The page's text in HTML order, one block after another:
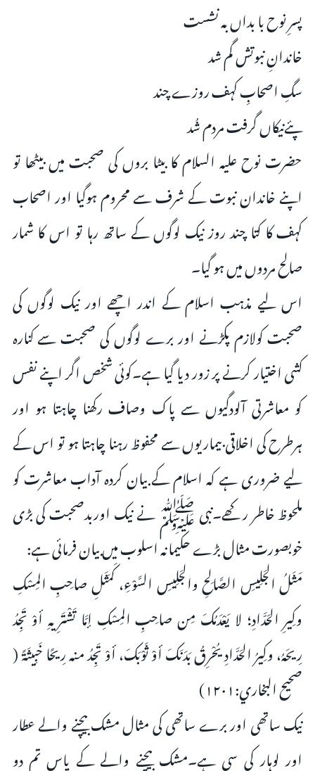
پسرِ نوح با بداں بہ نشست
خاندانِ نبوتش گم شد
سگِ اصحابِ کہف روزے چند
پئےنیکاں گرفت مردم شُد
حضرت نوح علیہ السلام کا بیٹا بروں کی صحبت میں بیٹھا تو
اپنے خاندان نبوت کے شرف سے محروم ہوگیا اور اصحاب
کہف کا کتا چند روز نیک لوگوں کے ساتھ رہا تو اس کا شمار
صالح مردوں میں ہو گیا۔
اس لیے مذہب اسلام کے اندر اچھے اور نیک لوگوں کی
صحبت کولازم پکڑنے اور برے لوگوں کی صحبت سے کنارہ
کشی اختیار کرنے پر زور دیا گیا ہے۔کوئی شخص اگر اپنے نفس
کو معاشرتی آلودگیوں سے پاک وصاف رکھنا چاہتا ہو اور
ہرطرح کی اخلاقی بیماریوں سے محفوظ رہنا چاہتا ہو تو اس کے
لیے ضروری ہے کہ اسلام کے بیان کردہ آداب معاشرت کو
ملحوظ خاطر رکھے۔نبی ﷺ نے نیک اوربدصحبت کی بڑی
خوبصورت مثال بڑے حکیمانہ اسلوب میں بیان فرمائی ہے:
مَثَلُ الجَلِيسِ الصَّالِحِ والجَلِيسِ السَّوْءِ، كَمَثَلِ صاحِبِ المِسْكِ
وكِيرِ الحَدَّادِ؛ لا يَعْدَمُكَ مِن صاحِبِ المِسْكِ إمَّا تَشْتَرِيهِ أوْ تَجِدُ
رِيحَهُ، وكِيرُ الحَدَّادِ يُحْرِقُ بَدَنَكَ أوْ ثَوْبَكَ، أوْ تَجِدُ منه رِيحًا خَبِيثَةً (
صحيح البخاري:۱۲۰۱)
نیک ساتھی اور برے ساتھی کی مثال مشک بیچنے والے عطار
اور لوہار کی سی ہے۔مشک بیچنے والے کے پاس تم دو